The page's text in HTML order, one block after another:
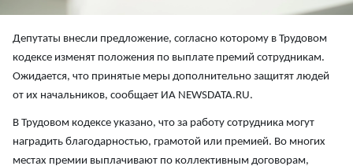
Депутаты внесли предложение, согласно которому в Трудовом
кодексе изменят положения по выплате премий сотрудникам.
Ожидается, что принятые меры дополнительно защитят людей
от их начальников, сообщает ИА NEWSDATA.RU.
В Трудовом кодексе указано, что за работу сотрудника могут
наградить благодарностью, грамотой или премией. Во многих
местах премии выплачивают по коллективным договорам,